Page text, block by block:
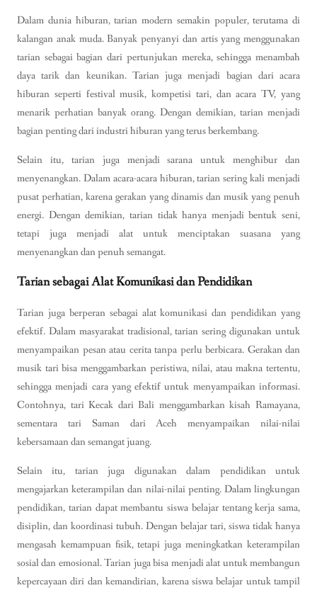
Dalam dunia hiburan, tarian modern semakin populer, terutama di
kalangan anak muda. Banyak penyanyi dan artis yang menggunakan
tarian sebagai bagian dari pertunjukan mereka, sehingga menambah
daya tarik dan keunikan. Tarian juga menjadi bagian dari acara
hiburan seperti festival musik, kompetisi tari, dan acara TV, yang
menarik perhatian banyak orang. Dengan demikian, tarian menjadi
bagian penting dari industri hiburan yang terus berkembang.
Selain itu, tarian juga menjadi sarana untuk menghibur dan
menyenangkan. Dalam acara-acara hiburan, tarian sering kali menjadi
pusat perhatian, karena gerakan yang dinamis dan musik yang penuh
energi. Dengan demikian, tarian tidak hanya menjadi bentuk seni,
tetapi juga menjadi alat untuk menciptakan suasana yang
menyenangkan dan penuh semangat.
Tarian sebagai Alat Komunikasi dan Pendidikan
Tarian juga berperan sebagai alat komunikasi dan pendidikan yang
efektif. Dalam masyarakat tradisional, tarian sering digunakan untuk
menyampaikan pesan atau cerita tanpa perlu berbicara. Gerakan dan
musik tari bisa menggambarkan peristiwa, nilai, atau makna tertentu,
sehingga menjadi cara yang efektif untuk menyampaikan informasi.
Contohnya, tari Kecak dari Bali menggambarkan kisah Ramayana,
sementara tari Saman dari Aceh menyampaikan nilai-nilai
kebersamaan dan semangat juang.
Selain itu, tarian juga digunakan dalam pendidikan untuk
mengajarkan keterampilan dan nilai-nilai penting. Dalam lingkungan
pendidikan, tarian dapat membantu siswa belajar tentang kerja sama,
disiplin, dan koordinasi tubuh. Dengan belajar tari, siswa tidak hanya
mengasah kemampuan fisik, tetapi juga meningkatkan keterampilan
sosial dan emosional. Tarian juga bisa menjadi alat untuk membangun
kepercayaan diri dan kemandirian, karena siswa belajar untuk tampil